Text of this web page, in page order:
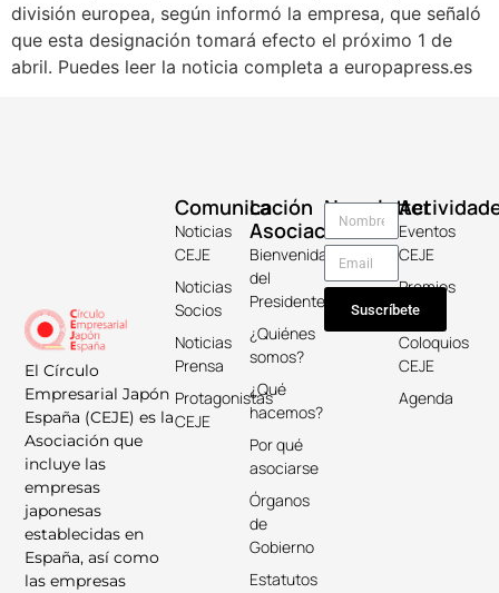
división europea, según informó la empresa, que señaló
que esta designación tomará efecto el próximo 1 de
abril. Puedes leer la noticia completa a europapress.es
El Círculo
Empresarial Japón
España (CEJE) es la
Asociación que
incluye las
empresas
japonesas
establecidas en
España, así como
las empresas
La
Asociación
Bienvenida
del
Presidente
¿Quiénes
somos?
¿Qué
hacemos?
Por qué
asociarse
Órganos
de
Gobierno
Estatutos
Comunicación
Noticias
CEJE
Noticias
Socios
Noticias
Prensa
Protagonistas
CEJE
Eventos
CEJE
Premios
Keicho
Coloquios
CEJE
Agenda
Newsletter
Suscríbete